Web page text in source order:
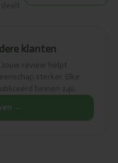
klanten
review helpt
sterker. Elke
binnen 24u.
→